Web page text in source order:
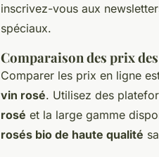
inscrivez-vous aux
spéciaux.
Comparaison des prix
Comparer les prix en ligne
vin rosé. Utilisez des
rosé et la large gamme
rosés bio de haute qualité